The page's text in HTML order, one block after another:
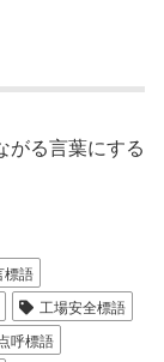
がる言葉にする
標語
工場安全標語
点呼標語